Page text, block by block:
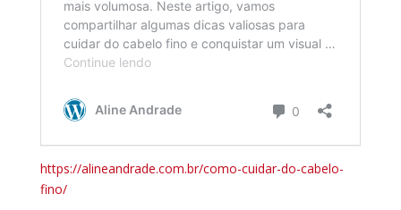
https://alineandrade.com.br/como-cuidar-do-cabelo-
fino/